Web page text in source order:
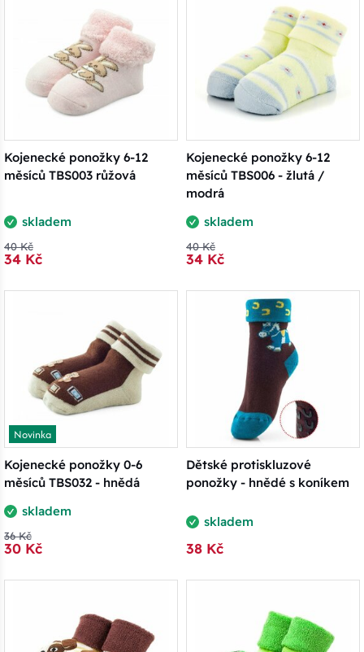
Kojenecké ponožky 6-12
měsíců TBS003 růžová
skladem
40 Kč
34 Kč
Kojenecké ponožky 6-12
měsíců TBS006 - žlutá /
modrá
skladem
40 Kč
34 Kč
Novinka
Kojenecké ponožky 0-6
měsíců TBS032 - hnědá
skladem
36 Kč
30 Kč
Dětské protiskluzové
ponožky - hnědé s koníkem
skladem
38 Kč